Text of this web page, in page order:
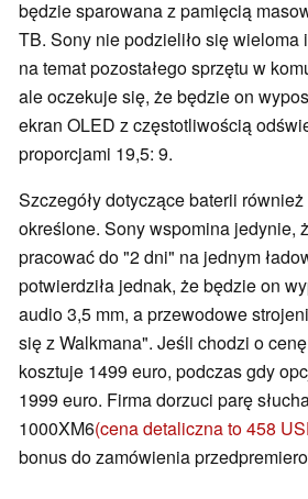
będzie sparowana z pamięcią
TB. Sony nie podzieliło się wieloma
na temat pozostałego sprzętu w
ale oczekuje się, że będzie on
ekran OLED z częstotliwością
proporcjami 19,5: 9.
Szczegóły dotyczące baterii również
określone. Sony wspomina jedynie,
pracować do "2 dni" na jednym
potwierdziła jednak, że będzie on
audio 3,5 mm, a przewodowe
się z Walkmana". Jeśli chodzi o
kosztuje 1499 euro, podczas gdy
1999 euro. Firma dorzuci parę
1000XM6(cena detaliczna to 458
bonus do zamówienia